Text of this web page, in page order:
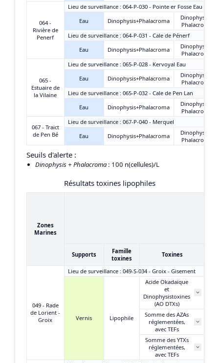
064 -
Rivière de
Penerf
Lieu de surveillance : 064-P-030 - Pointe er Fosse Eau
Eau
Dinophysis+Phalacroma
Dinophysis +
Phalacroma
Lieu de surveillance : 064-P-031 - Cale de Pénerf
Eau
Dinophysis+Phalacroma
Dinophysis +
Phalacroma
065 -
Estuaire de
la Vilaine
Lieu de surveillance : 065-P-028 - Kervoyal Eau
Eau
Dinophysis+Phalacroma
Dinophysis +
Phalacroma
Lieu de surveillance : 065-P-032 - Cale de Pen Lan
Eau
Dinophysis+Phalacroma
Dinophysis +
Phalacroma
067 - Traict
de Pen Bé
Lieu de surveillance : 067-P-040 - Merquel
Eau
Dinophysis+Phalacroma
Dinophysis +
Phalacroma
Seuils d'alerte :
Dinophysis + Phalacroma : 100 n(cellules)/L
Résultats toxines lipophiles
Zones
Marines
Supports
Famille
toxines
Toxines
049 - Rade
de Lorient -
Groix
Lieu de surveillance : 049-S-034 - Groix - Gisement
Vernis Lipophile
Acide Okadaïque
et
Dinophysistoxines
(AO DTXs)
Somme des AZAs
réglementées,
avec TEFs
Somme des YTXs
réglementées,
avec TEFs